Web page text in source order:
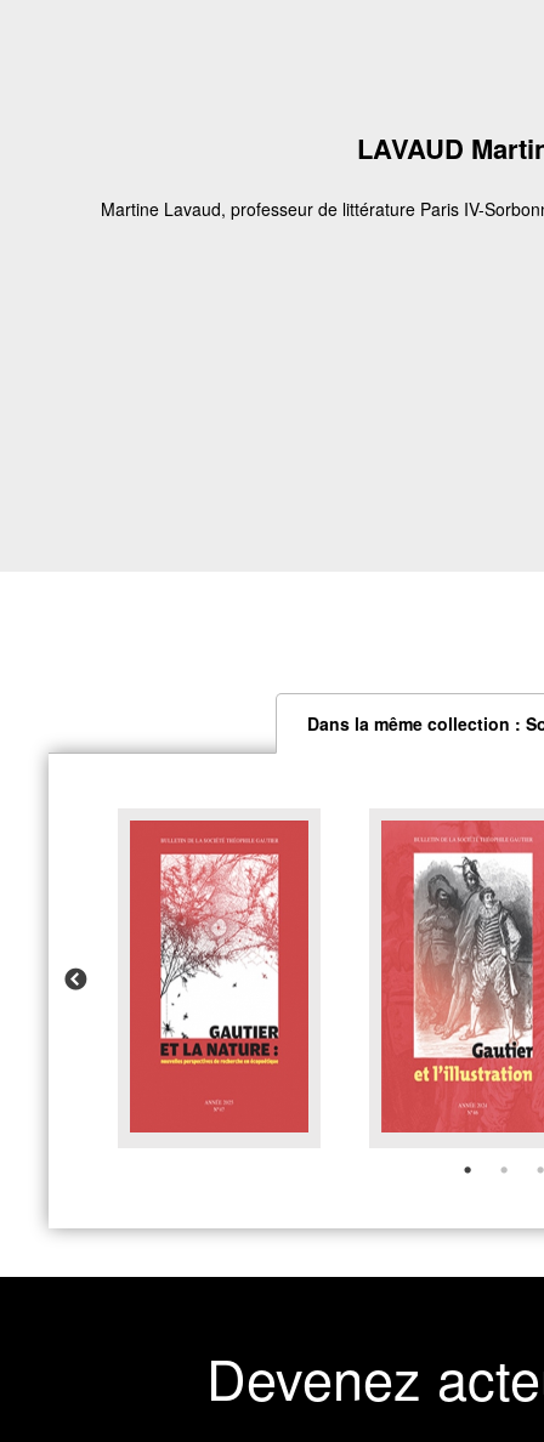
LAVAUD
Martine Lavaud, professeur de littérature Paris IV-
Dans la même collection :
Devenez